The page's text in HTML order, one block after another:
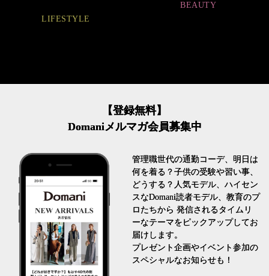
LIFESTYLE
BEAUTY
【登録無料】
Domaniメルマガ会員募集中
管理職世代の通勤コーデ、明日は
何を着る？子供の受験や習い事、
どうする？人気モデル、ハイセン
スなDomani読者モデル、教育のプ
ロたちから 発信されるタイムリ
ーなテーマをピックアップしてお
届けします。
プレゼント企画やイベント参加の
スペシャルなお知らせも！